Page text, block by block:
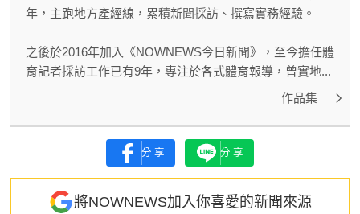
年，主跑地方產經線，累積新聞採訪、撰寫實務經驗。
之後於2016年加入《NOWNEWS今日新聞》，至今擔任體
育記者採訪工作已有9年，專注於各式體育報導，曾實地...
作品集
分享 分享
將NOWNEWS加入你喜愛的新聞來源